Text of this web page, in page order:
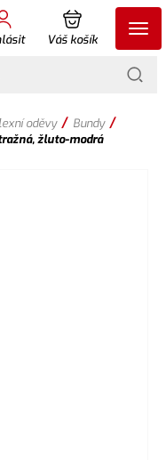
Váš košík
oděvy / Bundy /
žluto-modrá